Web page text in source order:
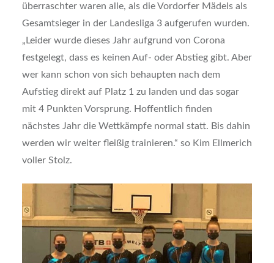
überraschter waren alle, als die Vordorfer Mädels als
Gesamtsieger in der Landesliga 3 aufgerufen wurden.
„Leider wurde dieses Jahr aufgrund von Corona
festgelegt, dass es keinen Auf- oder Abstieg gibt. Aber
wer kann schon von sich behaupten nach dem
Aufstieg direkt auf Platz 1 zu landen und das sogar
mit 4 Punkten Vorsprung. Hoffentlich finden
nächstes Jahr die Wettkämpfe normal statt. Bis dahin
werden wir weiter fleißig trainieren.“ so Kim Ellmerich
voller Stolz.